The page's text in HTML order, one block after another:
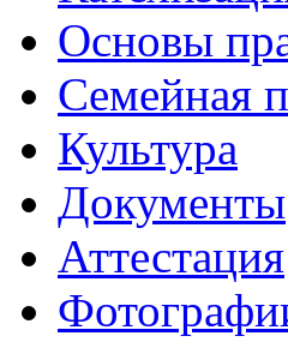
Основы
Семейная
Культура
Документы
Аттестация